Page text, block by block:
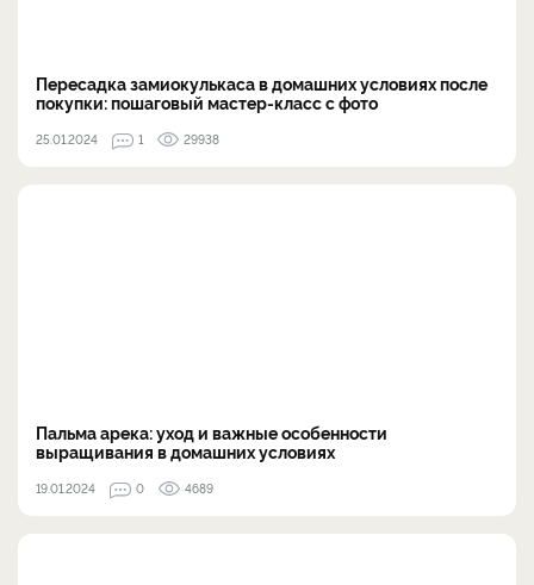
Пересадка замиокулькаса в домашних условиях после
покупки: пошаговый мастер-класс с фото
25.01.2024 1 29938
Пальма арека: уход и важные особенности
выращивания в домашних условиях
19.01.2024 0 4689